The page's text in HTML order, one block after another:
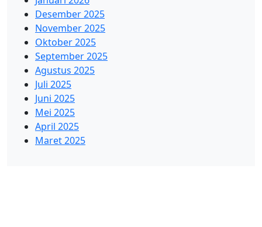
Desember 2025
November 2025
Oktober 2025
September 2025
Agustus 2025
Juli 2025
Juni 2025
Mei 2025
April 2025
Maret 2025